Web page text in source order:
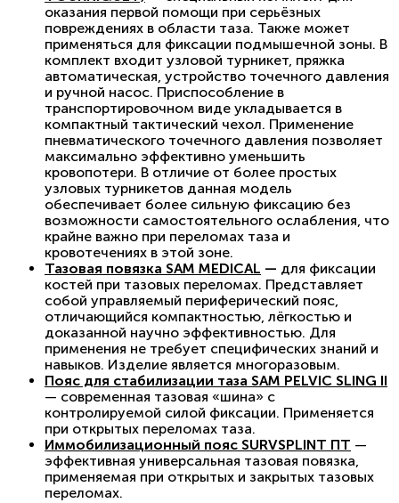
оказания первой помощи при серьёзных
повреждениях в области таза. Также может
применяться для фиксации подмышечной зоны. В
комплект входит узловой турникет, пряжка
автоматическая, устройство точечного давления
и ручной насос. Приспособление в
транспортировочном виде укладывается в
компактный тактический чехол. Применение
пневматического точечного давления позволяет
максимально эффективно уменьшить
кровопотери. В отличие от более простых
узловых турникетов данная модель
обеспечивает более сильную фиксацию без
возможности самостоятельного ослабления, что
крайне важно при переломах таза и
кровотечениях в этой зоне.
Тазовая повязка SAM MEDICAL — для фиксации
костей при тазовых переломах. Представляет
собой управляемый периферический пояс,
отличающийся компактностью, лёгкостью и
доказанной научно эффективностью. Для
применения не требует специфических знаний и
навыков. Изделие является многоразовым.
Пояс для стабилизации таза SAM PELVIC SLING II
— современная тазовая «шина» с
контролируемой силой фиксации. Применяется
при открытых переломах таза.
Иммобилизационный пояс SURVSPLINT ПТ —
эффективная универсальная тазовая повязка,
применяемая при открытых и закрытых тазовых
переломах.